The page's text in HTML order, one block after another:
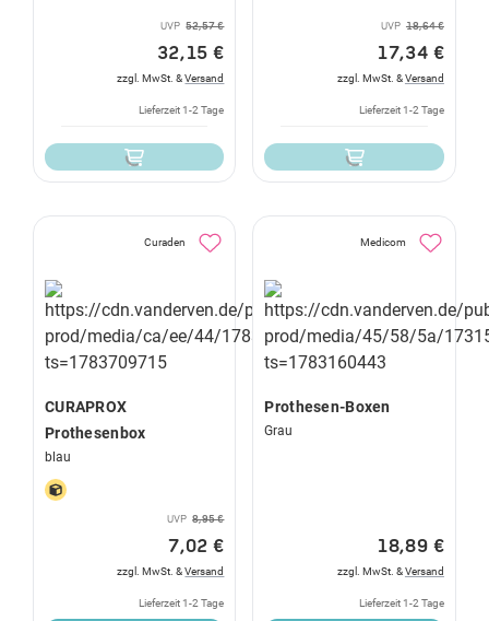
UVP 52,57 €
32,15 €
zzgl. MwSt. &Versand
Lieferzeit 1-2 Tage
UVP 18,64 €
17,34 €
zzgl. MwSt. &Versand
Lieferzeit 1-2 Tage
Curaden
CURAPROX
Prothesenbox
blau
UVP 8,95 €
7,02 €
zzgl. MwSt. &Versand
Lieferzeit 1-2 Tage
Medicom
Prothesen-Boxen
Grau
18,89 €
zzgl. MwSt. &Versand
Lieferzeit 1-2 Tage